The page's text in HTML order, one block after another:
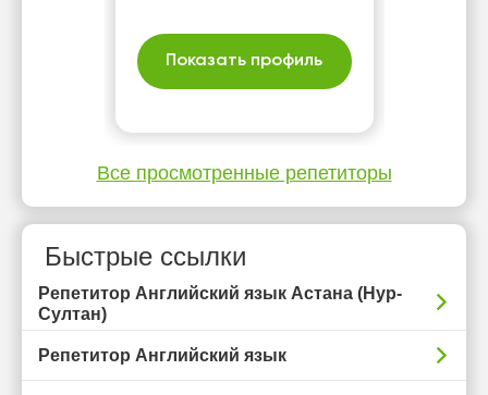
club, IELTS Marathon
Показать профиль
Все просмотренные репетиторы
Быстрые ссылки
Репетитор Английский язык Астана (Нур-
Султан)
Репетитор Английский язык